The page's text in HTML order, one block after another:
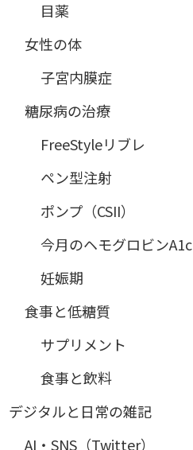
目薬
女性の体
子宮内膜症
糖尿病の治療
FreeStyleリブレ
ペン型注射
ポンプ（CSII）
今月のヘモグロビンA1c
妊娠期
食事と低糖質
サプリメント
食事と飲料
デジタルと日常の雑記
AI・SNS（Twitter）